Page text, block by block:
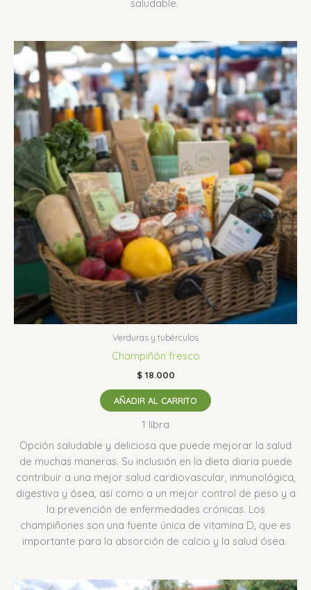
saludable.
Verduras y tubérculos
Champiñón fresco
$18.000
AÑADIR AL CARRITO
1 libra
Opción saludable y deliciosa que puede mejorar la salud
de muchas maneras. Su inclusión en la dieta diaria puede
contribuir a una mejor salud cardiovascular, inmunológica,
digestiva y ósea, así como a un mejor control de peso y a
la prevención de enfermedades crónicas. Los
champiñones son una fuente única de vitamina D, que es
importante para la absorción de calcio y la salud ósea.